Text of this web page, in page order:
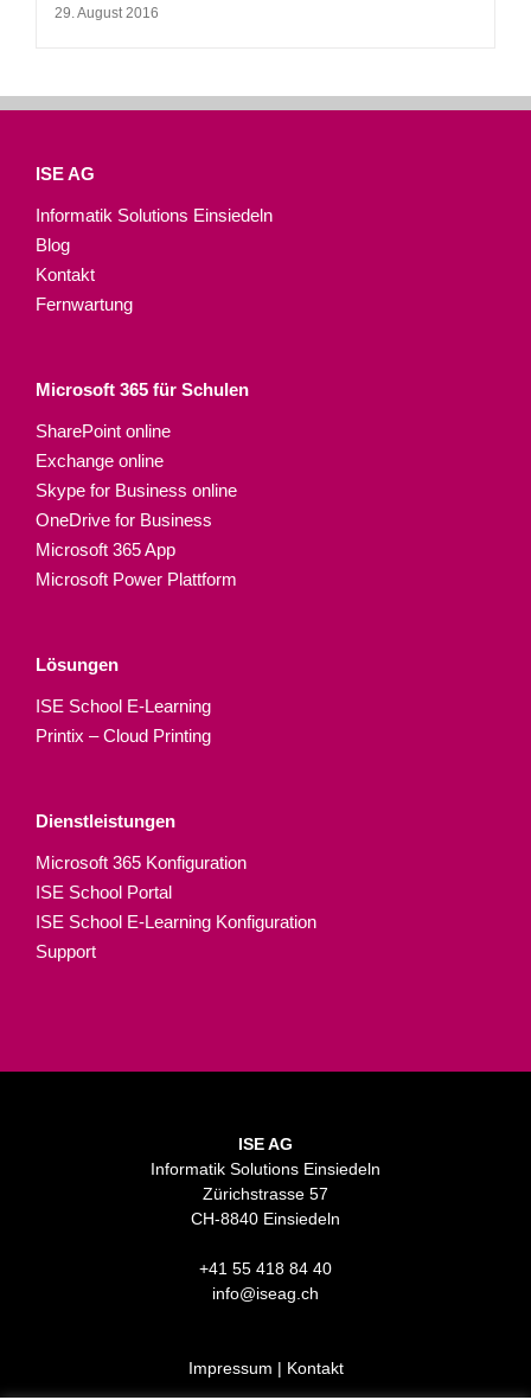
29. August 2016
ISE AG
Informatik Solutions Einsiedeln
Blog
Kontakt
Fernwartung
Microsoft 365 für Schulen​
SharePoint online
Exchange online
Skype for Business online
OneDrive for Business
Microsoft 365 App
Microsoft Power Plattform
Lösungen
ISE School E-Learning
Printix – Cloud Printing
Dienstleistungen
Microsoft 365 Konfiguration
ISE School Portal
ISE School E-Learning Konfiguration
Support
ISE AG
Informatik Solutions Einsiedeln
Zürichstrasse 57
CH-8840 Einsiedeln
+41 55 418 84 40
info@iseag.ch
Impressum | Kontakt